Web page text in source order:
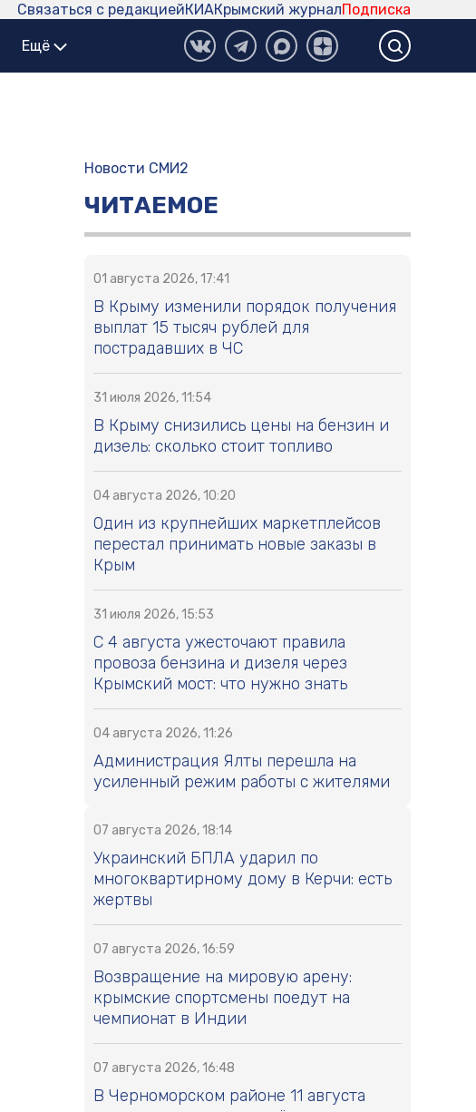
Подписка
Крымский журнал
КИА
Связаться с редакцией
Ещё
Новости СМИ2
ЧИТАЕМОЕ
01 августа 2026, 17:41
В Крыму изменили порядок получения
выплат 15 тысяч рублей для
пострадавших в ЧС
31 июля 2026, 11:54
В Крыму снизились цены на бензин и
дизель: сколько стоит топливо
04 августа 2026, 10:20
Один из крупнейших маркетплейсов
перестал принимать новые заказы в
Крым
31 июля 2026, 15:53
С 4 августа ужесточают правила
провоза бензина и дизеля через
Крымский мост: что нужно знать
04 августа 2026, 11:26
Администрация Ялты перешла на
усиленный режим работы с жителями
07 августа 2026, 18:14
Украинский БПЛА ударил по
многоквартирному дому в Керчи: есть
жертвы
07 августа 2026, 16:59
Возвращение на мировую арену:
крымские спортсмены поедут на
чемпионат в Индии
07 августа 2026, 16:48
В Черноморском районе 11 августа